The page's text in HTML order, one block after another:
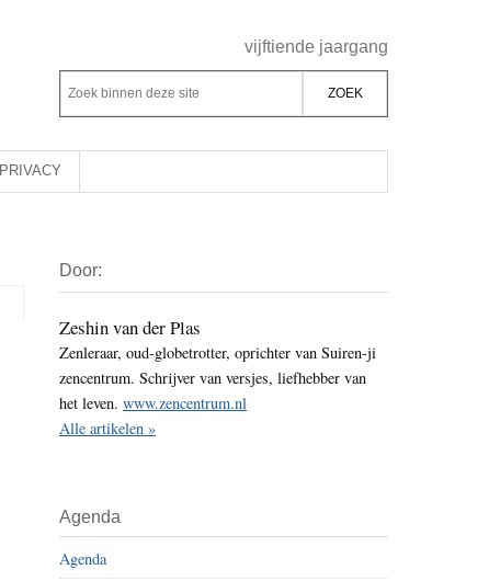
Rechts
vijftiende jaargang
Z
o
e
k
d
e
z
e
s
i
Z
o
k
b
n
n
e
z
i
t
e
PRIVACY
Sidebar
Door:
Zeshin van der Plas
Zenleraar, oud-globetrotter, oprichter van Suiren-ji
zencentrum. Schrijver van versjes, liefhebber van
het leven. www.zencentrum.nl
Alle artikelen »
Agenda
Agenda